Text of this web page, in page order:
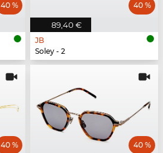
40 %
89,40 €
40 %
JB
Soley - 2
40 % 40 %